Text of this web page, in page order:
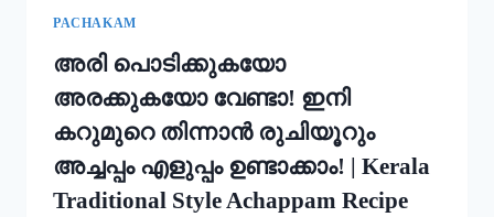
PACHAKAM
അരി പൊടിക്കുകയോ
അരക്കുകയോ വേണ്ടാ! ഇനി
കറുമുറെ തിന്നാൻ രുചിയൂറും
അച്ചപ്പം എളുപ്പം ഉണ്ടാക്കാം! | Kerala
Traditional Style Achappam Recipe